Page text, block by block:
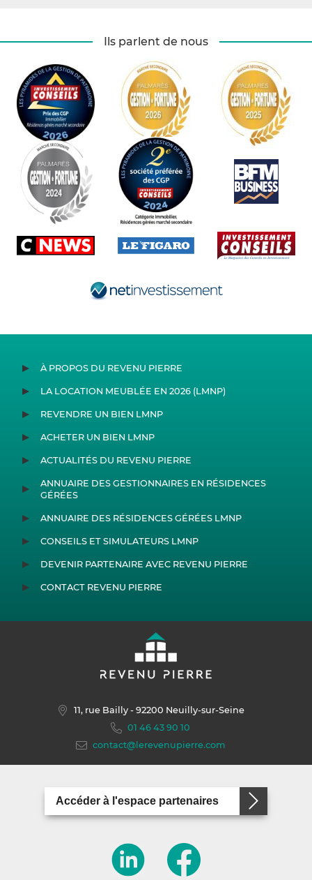
Ils parlent de nous
À PROPOS DU REVENU PIERRE
LA LOCATION MEUBLÉE EN 2026 (LMNP)
REVENDRE UN BIEN LMNP
ACHETER UN BIEN LMNP
ACTUALITÉS DU REVENU PIERRE
ANNUAIRE DES GESTIONNAIRES EN RÉSIDENCES
GÉRÉES
ANNUAIRE DES RÉSIDENCES GÉRÉES LMNP
CONSEILS ET SIMULATEURS LMNP
DEVENIR PARTENAIRE AVEC REVENU PIERRE
CONTACT REVENU PIERRE
11, rue Bailly- 92200 Neuilly-sur-Seine
01 46 43 90 10
contact@lerevenupierre.com
Accéder à l'espace partenaires